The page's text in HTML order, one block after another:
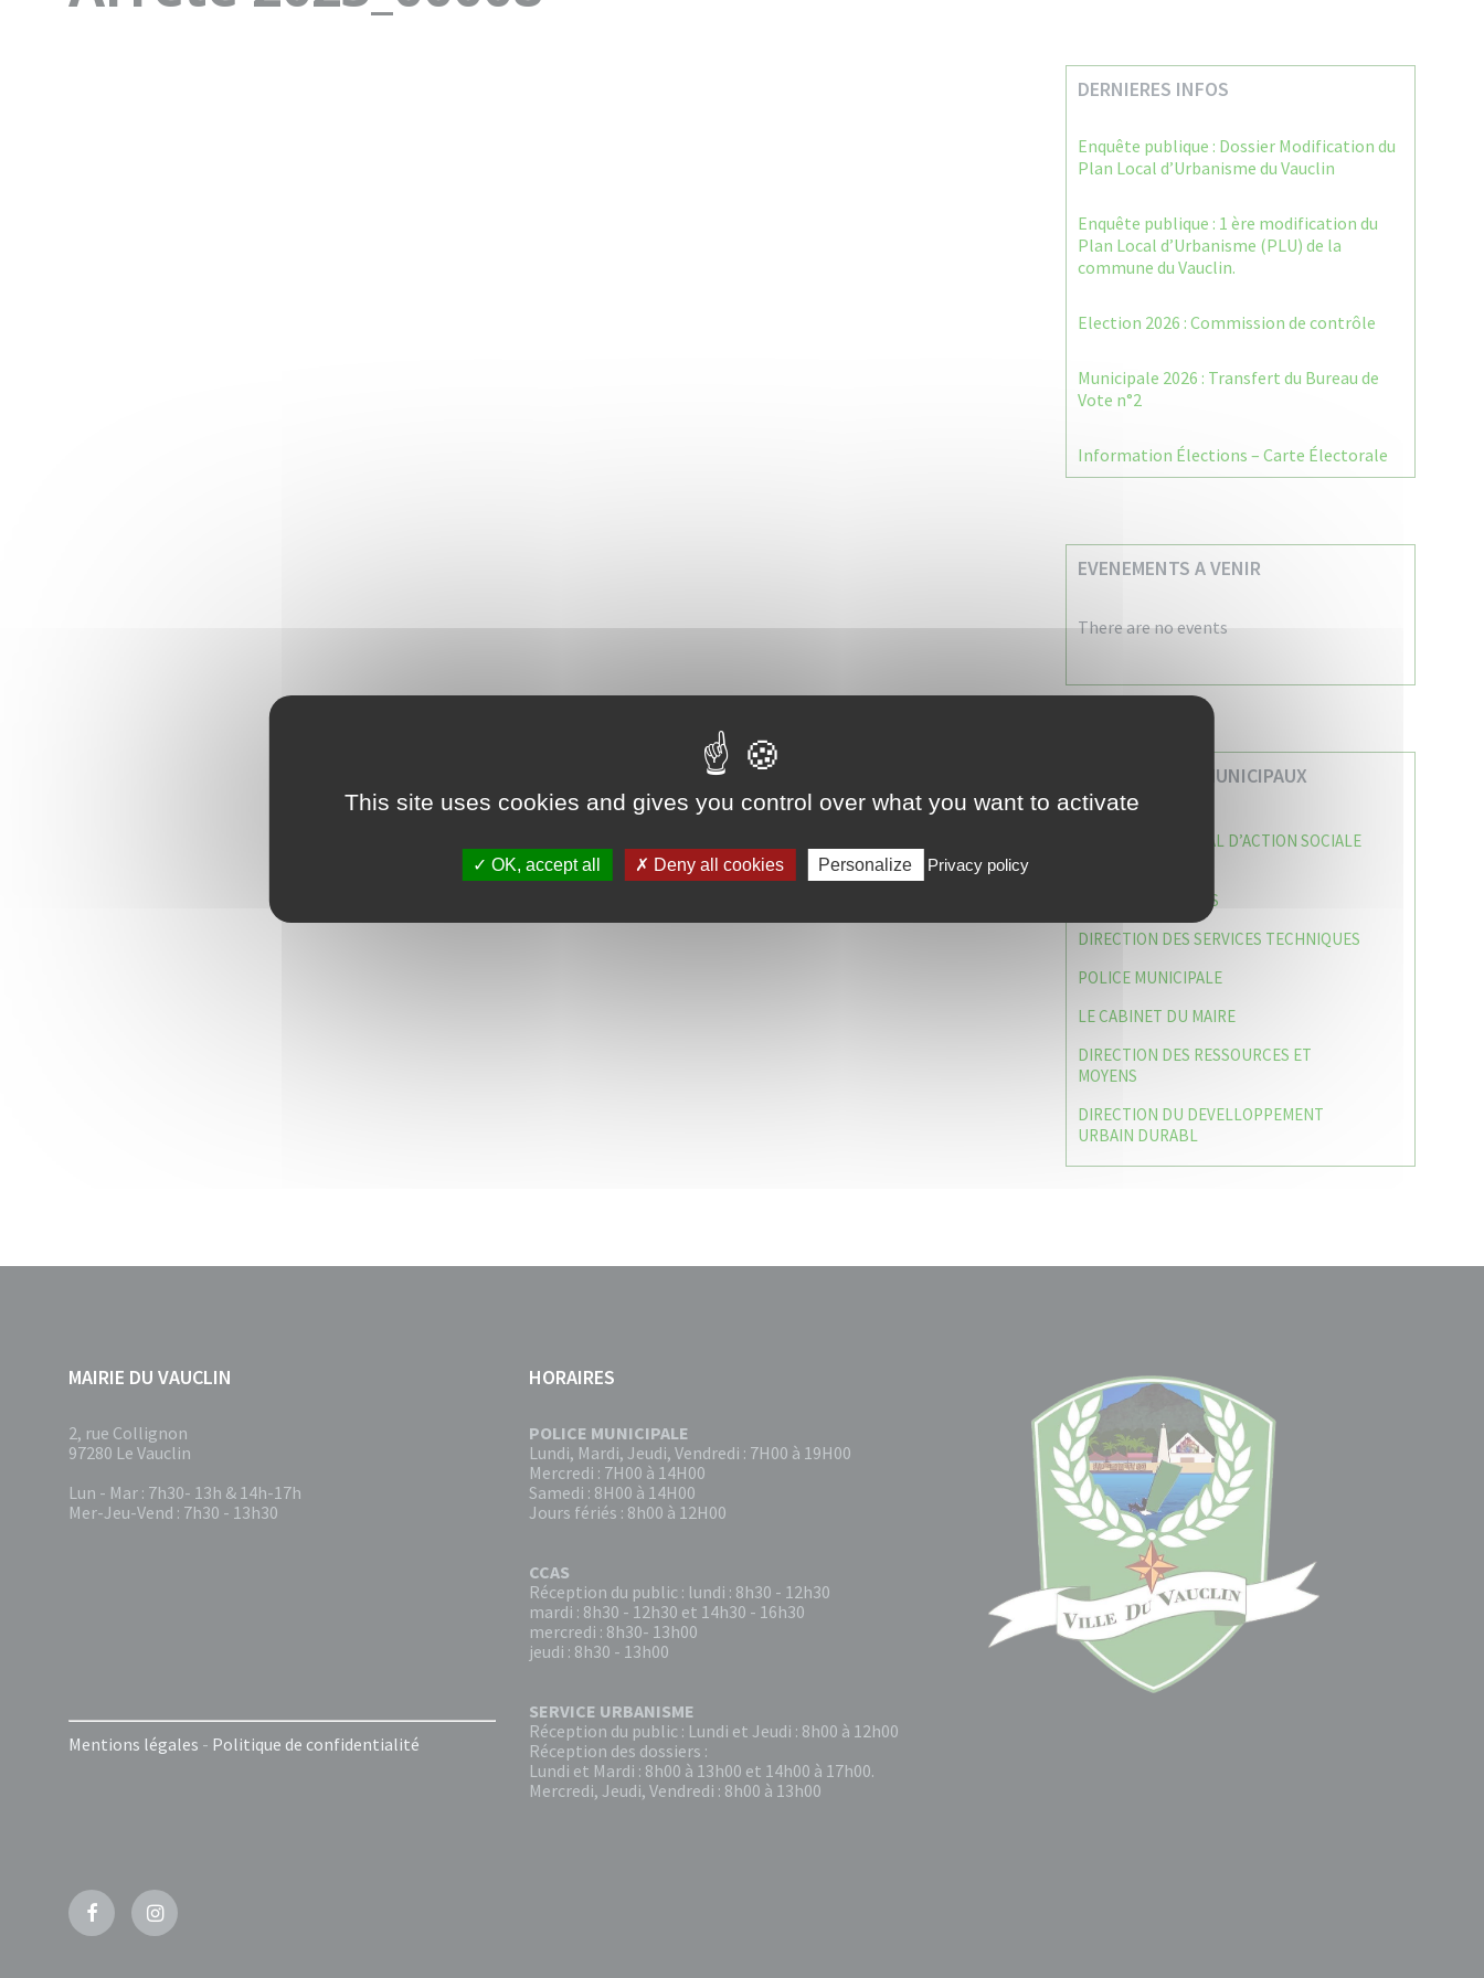
DERNIERES INFOS
Enquête publique : Dossier Modification du
Plan Local d’Urbanisme du Vauclin
Enquête publique : 1 ère modification du
Plan Local d’Urbanisme (PLU) de la
commune du Vauclin.
Election 2026 : Commission de contrôle
Municipale 2026 : Transfert du Bureau de
Vote n°2
Information Élections – Carte Électorale
EVENEMENTS A VENIR
There are no events
VOS SERVICES MUNICIPAUX
CENTRE COMMUNAL D’ACTION SOCIALE
CAISSE DES ÉCOLES
DIRECTION DES SERVICES TECHNIQUES
POLICE MUNICIPALE
LE CABINET DU MAIRE
DIRECTION DES RESSOURCES ET
MOYENS
DIRECTION DU DEVELLOPPEMENT
URBAIN DURABL
MAIRIE DU VAUCLIN
2, rue Collignon
97280 Le Vauclin
Lun - Mar : 7h30- 13h & 14h-17h
Mer-Jeu-Vend : 7h30 - 13h30
Mentions légales - Politique de confidentialité
HORAIRES
POLICE MUNICIPALE
Lundi, Mardi, Jeudi, Vendredi : 7H00 à 19H00
Mercredi : 7H00 à 14H00
Samedi : 8H00 à 14H00
Jours fériés : 8h00 à 12H00
CCAS
Réception du public : lundi : 8h30 - 12h30
mardi : 8h30 - 12h30 et 14h30 - 16h30
mercredi : 8h30- 13h00
jeudi : 8h30 - 13h00
SERVICE URBANISME
Réception du public : Lundi et Jeudi : 8h00 à 12h00
Réception des dossiers :
Lundi et Mardi : 8h00 à 13h00 et 14h00 à 17h00.
Mercredi, Jeudi, Vendredi : 8h00 à 13h00
FacebookInstagram
This site uses cookies and gives you control over what you want to activate
OK, accept all Deny all cookies Personalize Privacy policy